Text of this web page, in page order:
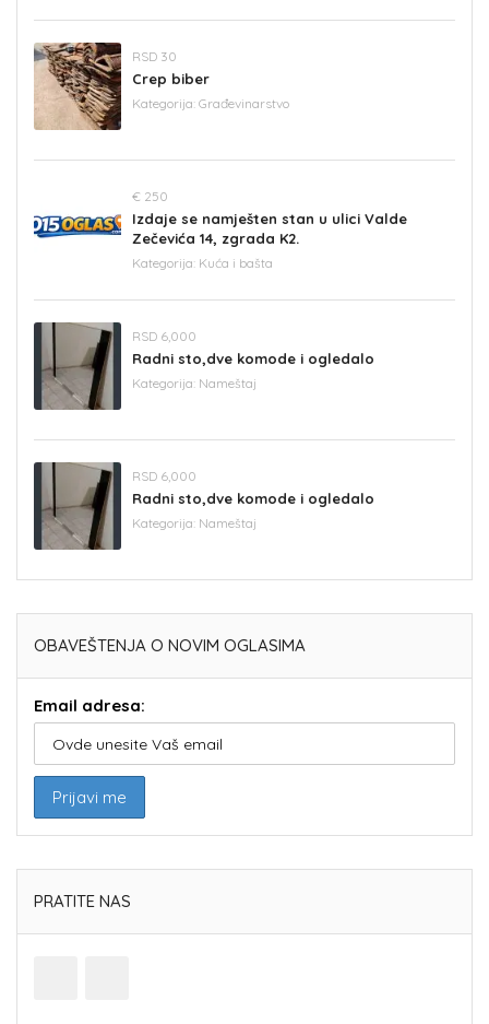
RSD 30
Crep biber
Kategorija: Građevinarstvo
€ 250
Izdaje se namješten stan u ulici Valde
Zečevića 14, zgrada K2.
Kategorija: Kuća i bašta
RSD 6,000
Radni sto,dve komode i ogledalo
Kategorija: Nameštaj
RSD 6,000
Radni sto,dve komode i ogledalo
Kategorija: Nameštaj
OBAVEŠTENJA O NOVIM OGLASIMA
Email adresa:
PRATITE NAS